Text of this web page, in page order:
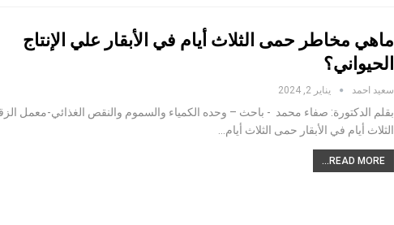
ماهي مخاطر حمى الثلاث أيام في الأبقار علي الإنتاج
الحيواني؟
سعيد احمد يناير 2, 2024
بقلم الدكتورة: صفاء محمد - باحث – وحده الكمياء والسموم والنقص الغذائي-معمل
الثلاث أيام في الأبقار حمى الثلاث أيام…
READ MORE...